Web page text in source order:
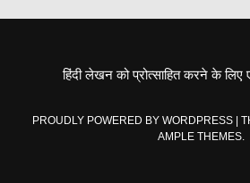
हिंदी लेखन को प्रोत्साहित करने के लिए
PROUDLY POWERED BY WORDPRESS
AMPLE THEMES.